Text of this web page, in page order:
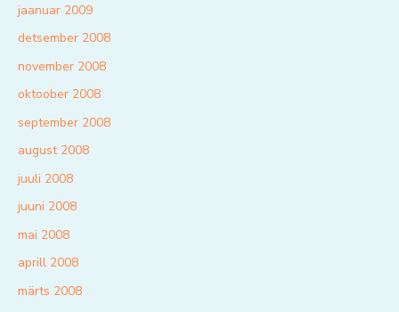
jaanuar 2009
detsember 2008
november 2008
oktoober 2008
september 2008
august 2008
juuli 2008
juuni 2008
mai 2008
aprill 2008
märts 2008